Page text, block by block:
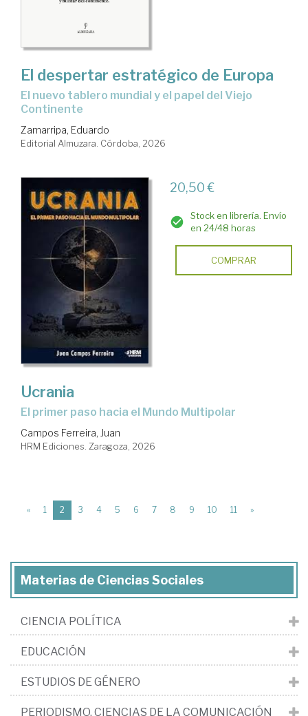
El despertar estratégico de Europa
El nuevo tablero mundial y el papel del Viejo
Continente
Zamarripa, Eduardo
Editorial Almuzara. Córdoba, 2026
20,50 €
Stock en librería. Envío
en 24/48 horas
COMPRAR
Ucrania
El primer paso hacia el Mundo Multipolar
Campos Ferreira, Juan
HRM Ediciones. Zaragoza, 2026
« 1 2 (current)
3 4 5 6 7 8 9 10 11 »
Materias de Ciencias Sociales
CIENCIA POLÍTICA
EDUCACIÓN
ESTUDIOS DE GÉNERO
PERIODISMO. CIENCIAS DE LA COMUNICACIÓN